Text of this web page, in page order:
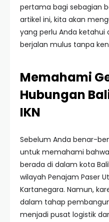
pertama bagi sebagian
artikel ini, kita akan
yang perlu Anda ketahui
berjalan mulus tanpa
Memahami
Hubungan
IKN
Sebelum Anda benar-
untuk memahami
berada di dalam kota
wilayah Penajam Paser
Kartanegara. Namun,
dalam tahap
menjadi pusat logistik